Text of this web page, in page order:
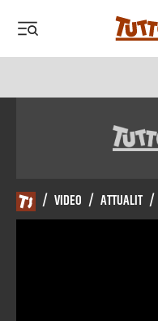
/ VIDEO / ATTUALIT /